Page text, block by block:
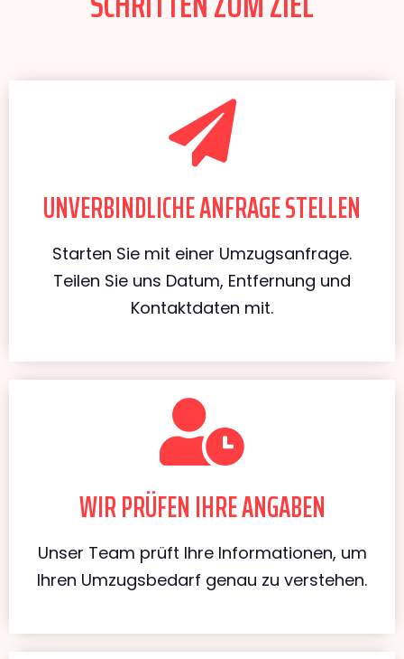
UNVERBINDLICHE ANFRAGE STELLEN
Starten Sie mit einer Umzugsanfrage.
Teilen Sie uns Datum, Entfernung und
Kontaktdaten mit.
WIR PRÜFEN IHRE ANGABEN
Unser Team prüft Ihre Informationen, um
Ihren Umzugsbedarf genau zu verstehen.